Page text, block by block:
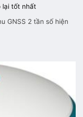
lại tốt nhất
GNSS 2 tần số hiện